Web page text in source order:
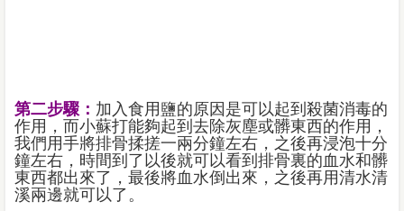
第二步驟： 加入食用鹽的原因是可以起到殺菌消毒的
作用，而小蘇打能夠起到去除灰塵或髒東西的作用，
我們用手將排骨揉搓一兩分鐘左右，之後再浸泡十分
鐘左右，時間到了以後就可以看到排骨裏的血水和髒
東西都出來了，最後將血水倒出來，之後再用清水清
溪兩邊就可以了。